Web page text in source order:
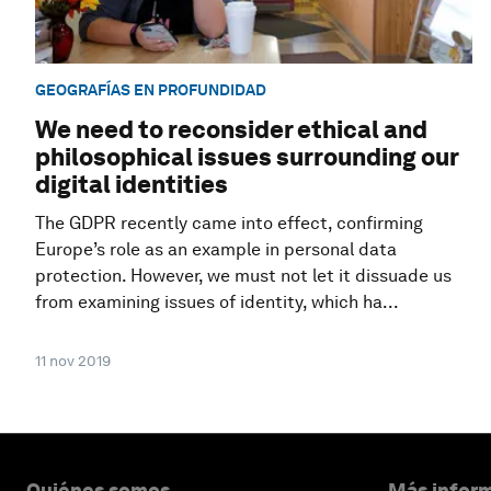
GEOGRAFÍAS EN PROFUNDIDAD
We need to reconsider ethical and
philosophical issues surrounding our
digital identities
The GDPR recently came into effect, confirming
Europe’s role as an example in personal data
protection. However, we must not let it dissuade us
from examining issues of identity, which ha...
11 nov 2019